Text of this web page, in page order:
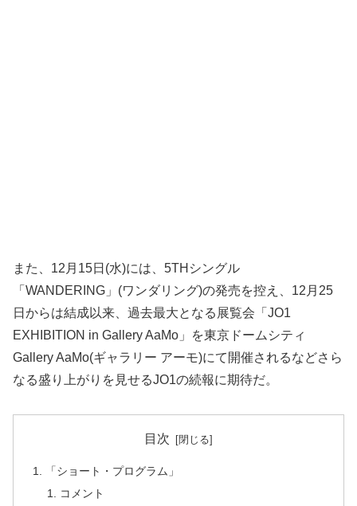
また、12月15日(水)には、5THシングル
「WANDERING」(ワンダリング)の発売を控え、12月25
日からは結成以来、過去最大となる展覧会「JO1
EXHIBITION in Gallery AaMo」を東京ドームシティ
Gallery AaMo(ギャラリー アーモ)にて開催されるなどさら
なる盛り上がりを見せるJO1の続報に期待だ。
目次
「ショート・プログラム」
コメント